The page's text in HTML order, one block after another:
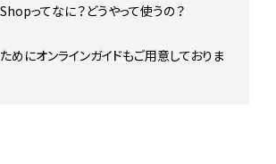
ってなに？どうやって使うの？
めにオンラインガイドもご用意しておりま